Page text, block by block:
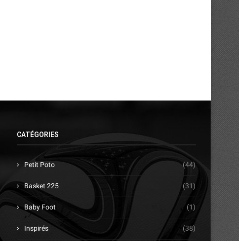
retour aux
CATÉGORIES
Petit Poto (44)
Basket 225 (31)
Baby Foot (1)
Inspirés (38)